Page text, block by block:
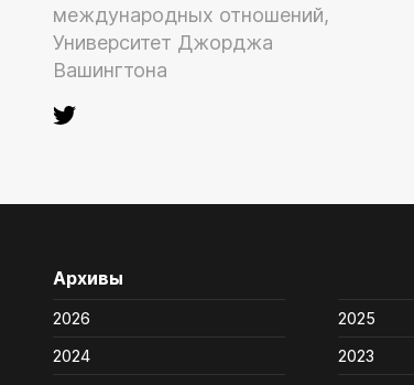
международных отношений,
Университет Джорджа
Вашингтона
Архивы
2026
2025
2024
2023